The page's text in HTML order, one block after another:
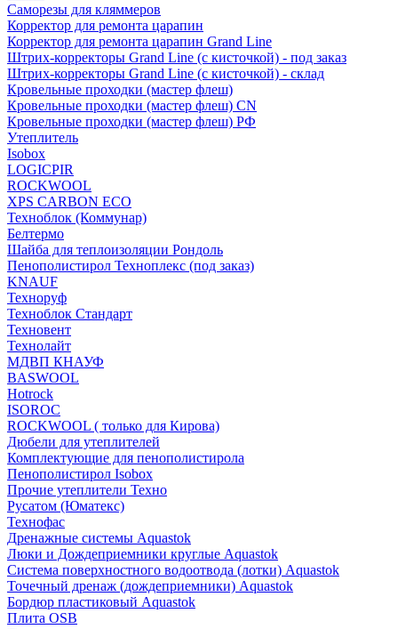
Саморезы для кляммеров
Корректор для ремонта царапин
Корректор для ремонта царапин Grand Line
Штрих-корректоры Grand Line (с кисточкой) - под заказ
Штрих-корректоры Grand Line (с кисточкой) - склад
Кровельные проходки (мастер флеш)
Кровельные проходки (мастер флеш) CN
Кровельные проходки (мастер флеш) РФ
Утеплитель
Isobox
LOGICPIR
ROCKWOOL
XPS CARBON ECO
Техноблок (Коммунар)
Белтермо
Шайба для теплоизоляции Рондоль
Пенополистирол Техноплекс (под заказ)
KNАUF
Технoруф
Техноблок Стандарт
Техновент
Технолайт
МДВП КНАУФ
BASWOOL
Hotrock
ISOROC
ROCKWOOL ( только для Кирова)
Дюбели для утеплителей
Комплектующие для пенополистирола
Пенополистирол Isobox
Прочие утеплители Техно
Русатом (Юматекс)
Технофас
Дренажные системы Aquastok
Люки и Дождеприемники круглые Aquastok
Система поверхностного водоотвода (лотки) Aquastok
Точечный дренаж (дождеприемники) Aquastok
Бордюр пластиковый Aquastok
Плита OSB